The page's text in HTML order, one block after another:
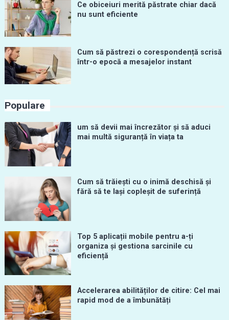
Ce obiceiuri merită păstrate chiar dacă
nu sunt eficiente
Cum să păstrezi o corespondență scrisă
într-o epocă a mesajelor instant
Populare
um să devii mai încrezător și să aduci
mai multă siguranță în viața ta
Cum să trăiești cu o inimă deschisă și
fără să te lași copleșit de suferință
Top 5 aplicații mobile pentru a-ți
organiza și gestiona sarcinile cu
eficiență
Accelerarea abilităților de citire: Cel mai
rapid mod de a îmbunătăți